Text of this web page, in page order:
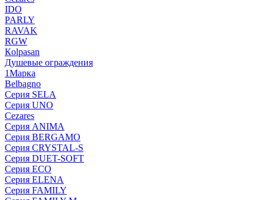
IDO
PARLY
RAVAK
RGW
Кolpasan
Душевые ограждения
1Марка
Belbagno
Серия SELA
Серия UNO
Cezares
Серия ANIMA
Серия BERGAMO
Серия CRYSTAL-S
Серия DUET-SOFT
Серия ECO
Серия ELENA
Серия FAMILY